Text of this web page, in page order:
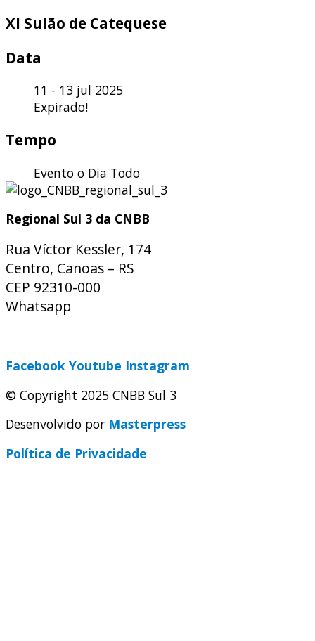
XI Sulão de Catequese
Data
11 - 13 jul 2025
Expirado!
Tempo
Evento o Dia Todo
Regional Sul 3 da CNBB
Rua Víctor Kessler, 174
Centro, Canoas – RS
CEP 92310-000
Whatsapp
Facebook Youtube Instagram
© Copyright 2025 CNBB Sul 3
Desenvolvido por Masterpress
Política de Privacidade